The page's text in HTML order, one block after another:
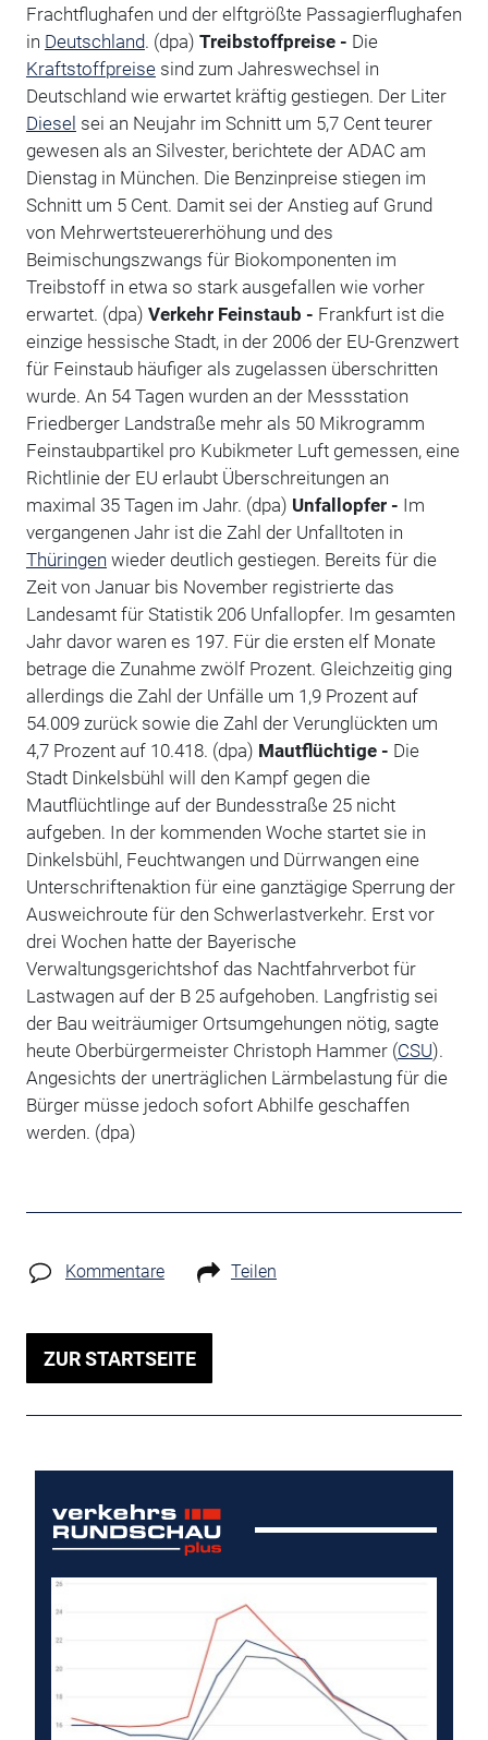
Frachtflughafen und der elftgrößte Passagierflughafen
in Deutschland. (dpa) Treibstoffpreise - Die
Kraftstoffpreisesind zum Jahreswechsel in
Deutschland wie erwartet kräftig gestiegen. Der Liter
Diesel sei an Neujahr im Schnitt um 5,7 Cent teurer
gewesen als an Silvester, berichtete der ADAC am
Dienstag in München. Die Benzinpreise stiegen im
Schnitt um 5 Cent. Damit sei der Anstieg auf Grund
von Mehrwertsteuererhöhung und des
Beimischungszwangs für Biokomponenten im
Treibstoff in etwa so stark ausgefallen wie vorher
erwartet. (dpa) Verkehr Feinstaub - Frankfurt ist die
einzige hessische Stadt, in der 2006 der EU-Grenzwert
für Feinstaub häufiger als zugelassen überschritten
wurde. An 54 Tagen wurden an der Messstation
Friedberger Landstraße mehr als 50 Mikrogramm
Feinstaubpartikel pro Kubikmeter Luft gemessen, eine
Richtlinie der EU erlaubt Überschreitungen an
maximal 35 Tagen im Jahr. (dpa) Unfallopfer - Im
vergangenen Jahr ist die Zahl der Unfalltoten in
Thüringen wieder deutlich gestiegen. Bereits für die
Zeit von Januar bis November registrierte das
Landesamt für Statistik 206 Unfallopfer. Im gesamten
Jahr davor waren es 197. Für die ersten elf Monate
betrage die Zunahme zwölf Prozent. Gleichzeitig ging
allerdings die Zahl der Unfälle um 1,9 Prozent auf
54.009 zurück sowie die Zahl der Verunglückten um
4,7 Prozent auf 10.418. (dpa) Mautflüchtige - Die
Stadt Dinkelsbühl will den Kampf gegen die
Mautflüchtlinge auf der Bundesstraße 25 nicht
aufgeben. In der kommenden Woche startet sie in
Dinkelsbühl, Feuchtwangen und Dürrwangen eine
Unterschriftenaktion für eine ganztägige Sperrung der
Ausweichroute für den Schwerlastverkehr. Erst vor
drei Wochen hatte der Bayerische
Verwaltungsgerichtshof das Nachtfahrverbot für
Lastwagen auf der B 25 aufgehoben. Langfristig sei
der Bau weiträumiger Ortsumgehungen nötig, sagte
heute Oberbürgermeister Christoph Hammer (CSU).
Angesichts der unerträglichen Lärmbelastung für die
Bürger müsse jedoch sofort Abhilfe geschaffen
werden. (dpa)
Kommentare Teilen
ZUR STARTSEITE